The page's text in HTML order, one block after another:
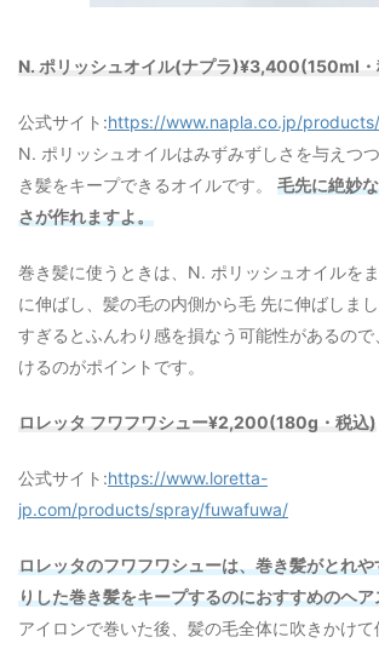
N. ポリッシュオイル(ナプラ)¥3,400(150ml・
公式サイト:https://www.napla.co.jp/
N. ポリッシュオイルはみずみずしさを与えつ
き髪をキープできるオイルです。 毛先に絶妙
さが作れますよ。
巻き髪に使うときは、N. ポリッシュオイルを
に伸ばし、髪の毛の内側から毛 先に伸ばしま
すぎるとふんわり感を損なう可能性があるの
けるのがポイントです。
ロレッタ フワフワシュー¥2,200(180g・税込)
公式サイト:https://www.loretta-
jp.com/products/spray/fuwafuwa/
ロレッタのフワフワシューは、巻き髪がとれ
りした巻き髪をキープするのにおすすめのヘ
アイロンで巻いた後、髪の毛全体に吹きかけて